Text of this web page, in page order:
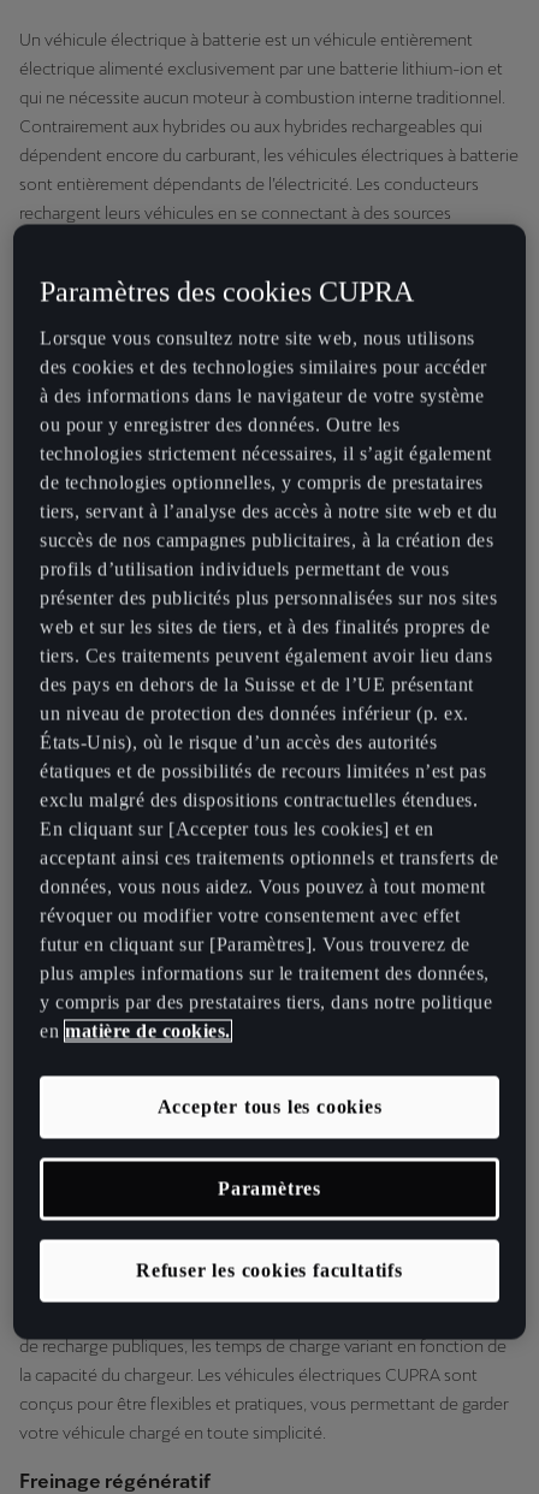
Un véhicule électrique à batterie est un véhicule entièrement
électrique alimenté exclusivement par une batterie lithium-ion et
qui ne nécessite aucun moteur à combustion interne traditionnel.
Contrairement aux hybrides ou aux hybrides rechargeables qui
dépendent encore du carburant, les véhicules électriques à batterie
sont entièrement dépendants de l’électricité. Les conducteurs
rechargent leurs véhicules en se connectant à des sources
rouler sans émission.
CUPRA est à l’avant-garde de cette nouvelle vague en concevant
des véhicules entièrement électriques qui offrent une autonomie
exceptionnelle, des performances dynamiques et un engagement
en faveur du développement durable. Grâce aux progrès de la
technologie des batteries et de l’infrastructure de recharge, les
véhicules électriques à batterie CUPRA sont prêts à redéfinir la
conduite performante.
Principales caractéristiques et pièces
d’un véhicule électrique
Un véhicule électrique à batterie est composé d’éléments de
pointe qui offrent une expérience de conduite fluide et exaltante.
Voici les principales pièces d’un véhicule électrique à batterie :
Moteur électrique
Au cœur d’un véhicule électrique à batterie se trouve son moteur
électrique qui convertit l’énergie de la batterie en puissance pour
propulser le véhicule. Contrairement aux moteurs traditionnels, les
véhicules électriques à batterie offrent une accélération
instantanée et une conduite d’une douceur impressionnante sans
avoir besoin d’un moteur à essence.
Bloc-batterie
Le bloc-batterie lithium-ion stocke l’énergie électrique qui alimente
le véhicule. Situé bas dans le châssis, il assure la stabilité et améliore
la maniabilité. Ce bloc-batterie, associé à la technologie de
autonomie accrue en mode tout électrique.
Port de recharge
de recharge publiques, les temps de charge variant en fonction de
la capacité du chargeur. Les véhicules électriques CUPRA sont
conçus pour être flexibles et pratiques, vous permettant de garder
votre véhicule chargé en toute simplicité.
Freinage régénératif
Paramètres des cookies CUPRA
Lorsque vous consultez notre site web, nous utilisons
des cookies et des technologies similaires pour accéder
à des informations dans le navigateur de votre système
ou pour y enregistrer des données. Outre les
technologies strictement nécessaires, il s’agit également
de technologies optionnelles, y compris de prestataires
tiers, servant à l’analyse des accès à notre site web et du
succès de nos campagnes publicitaires, à la création des
profils d’utilisation individuels permettant de vous
présenter des publicités plus personnalisées sur nos sites
web et sur les sites de tiers, et à des finalités propres de
tiers. Ces traitements peuvent également avoir lieu dans
des pays en dehors de la Suisse et de l’UE présentant
un niveau de protection des données inférieur (p. ex.
États-Unis), où le risque d’un accès des autorités
étatiques et de possibilités de recours limitées n’est pas
exclu malgré des dispositions contractuelles étendues.
En cliquant sur [Accepter tous les cookies] et en
acceptant ainsi ces traitements optionnels et transferts de
données, vous nous aidez. Vous pouvez à tout moment
révoquer ou modifier votre consentement avec effet
futur en cliquant sur [Paramètres]. Vous trouverez de
plus amples informations sur le traitement des données,
y compris par des prestataires tiers, dans notre politique
en matière de cookies.
Refuser les cookies facultatifs
Accepter tous les cookies
Paramètres